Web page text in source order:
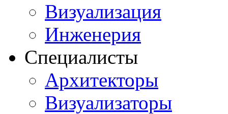
Визуализация
Инженерия
Специалисты
Архитекторы
Визуализаторы